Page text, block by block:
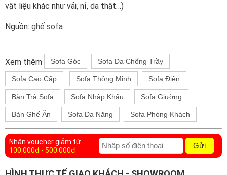
vật liệu khác như vải, nỉ, da thật…)
Nguồn: ghế sofa
Xem thêm Sofa Góc Sofa Da Chống Trầy
Sofa Cao Cấp Sofa Thông Minh Sofa Điện
Bàn Trà Sofa Sofa Nhập Khẩu Sofa Giường
Bàn Ghế Ăn Sofa Đa Năng Sofa Phòng Khách
Nhận voucher giảm từ
100.000đ - 500.000đ
Gửi